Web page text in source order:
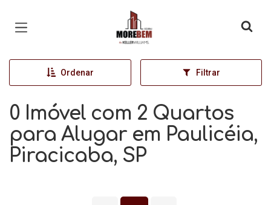
Página inicial
Ordenar Filtrar
0 Imóvel com 2 Quartos
para Alugar em Paulicéia,
Piracicaba, SP